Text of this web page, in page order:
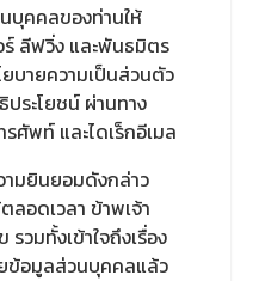
บุคคลของท่านให้
ลีฟวิ่ง และพันธมิตร
บายความเป็นส่วนตัว
ประโยชน์ ผ่านทาง
ศัพท์ และไดเร็กอีเมล
ามยินยอมดังกล่าว
ลอดเวลา ข้าพเจ้า
รวมทั้งเข้าใจถึงเรื่อง
ยข้อมูลส่วนบุคคลแล้ว